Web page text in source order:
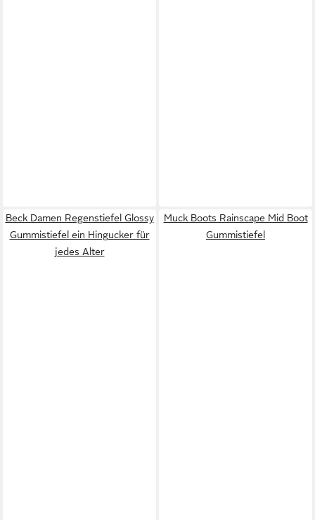
Beck Damen Regenstiefel Glossy
Gummistiefel ein Hingucker für
jedes Alter
Muck Boots Rainscape Mid Boot
Gummistiefel